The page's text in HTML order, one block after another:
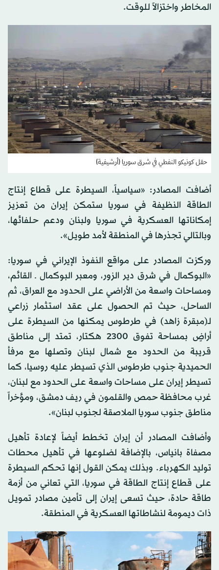
المخاطر واختزالاً للوقت.
حقل كونيكو النفطي في شرق سوريا (أرشيفية)
أضافت المصادر: «سياسياً، السيطرة على قطاع إنتاج
الطاقة النظيفة في سوريا ستمكن إيران من تعزيز
إمكاناتها العسكرية في سوريا ولبنان ودعم حلفائها،
وبالتالي تجذرها في المنطقة لأمد طويل».
وركزت المصادر على مواقع النفوذ الإيراني في سوريا:
«البوكمال في شرق دير الزور، ومعبر البوكمال ـ القائم،
ومساحات واسعة من الأراضي على الحدود مع العراق، ثم
الساحل، حيث تم الحصول على عقد استثمار زراعي
لـ(مبقرة زاهد) في طرطوس يمكنها من السيطرة على
أراضٍ بمساحة تفوق 2300 هكتار، تمتد إلى مناطق
قريبة من الحدود مع شمال لبنان وتصلها مع مرفأ
الحميدية جنوب طرطوس الذي تسيطر عليه روسيا، كما
تسيطر إيران على مساحات واسعة على الحدود مع لبنان،
غرب محافظة حمص والقلمون في ريف دمشق، ومؤخراً
مناطق جنوب سوريا الملاصقة لجنوب لبنان».
وأضافت المصادر أن إيران تخطط أيضاً لإعادة تأهيل
مصفاة بانياس، بالإضافة لضلوعها في تأهيل محطات
توليد الكهرباء. وبذلك يمكن القول إنها تحكم السيطرة
على قطاع إنتاج الطاقة في سوريا، التي تعاني من أزمة
طاقة حادة، حيث تسعى إيران إلى تأمين مصادر تمويل
ذات ديمومة لنشاطاتها العسكرية في المنطقة.